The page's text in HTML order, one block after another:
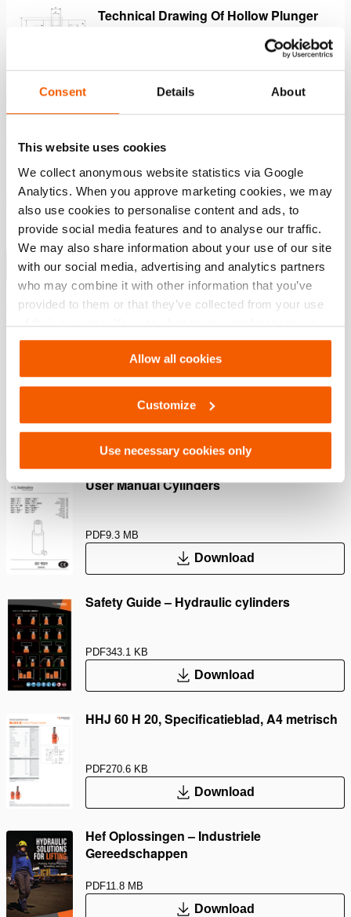
Consent Details About
This website uses cookies
We collect anonymous website statistics via Google
Analytics. When you approve marketing cookies, we may
also use cookies to personalise content and ads, to
provide social media features and to analyse our traffic.
We may also share information about your use of our site
with our social media, advertising and analytics partners
who may combine it with other information that you’ve
provided to them or that they’ve collected from your use
of their services. You can change your preferences via
Settings. See ourcookiestatement.
Allow all cookies
Customize
Use necessary cookies only
Technical Drawing Of Hollow Plunger
Functies
Geschikt voor trekken, heffen, spannen in alle posities
Beveiligd tegen uitdrukken plunjer
Hol zadel; voorkomt schade aan de plunjer
Meer weergeven
Downloaden
Safety Guide – Hydraulic hoses & couplers
User Manual Cylinders
PDF9.3 MB
Download
Safety Guide – Hydraulic cylinders
PDF343.1 KB
Download
HHJ 60 H 20, Specificatieblad, A4 metrisch
PDF270.6 KB
Download
Hef Oplossingen – Industriele
Gereedschappen
PDF11.8 MB
Download